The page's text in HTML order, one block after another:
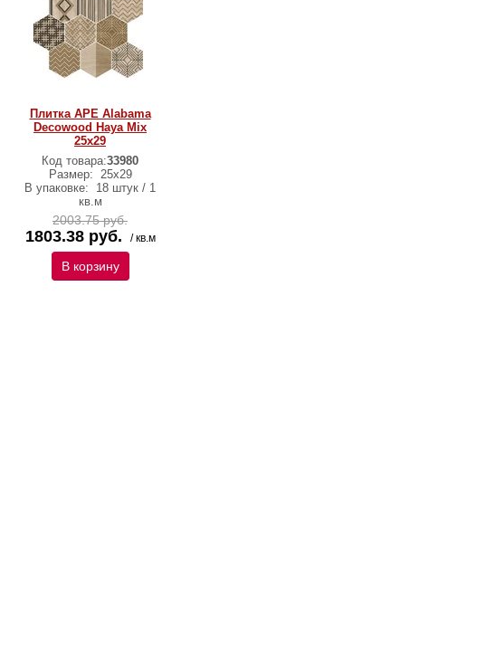
Плитка APE Alabama
Decowood Haya Mix
25х29
Код товара:33980
Размер: 25х29
В упаковке:
18 штук / 1
кв.м
2003.75 руб.
1803.38 руб. / кв.м
В корзину